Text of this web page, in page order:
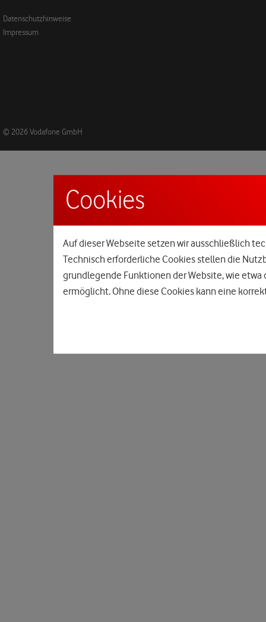
Datenschutzhinweise
Impressum
© 2026 Vodafone GmbH
Cookies
Auf dieser Webseite setzen wir ausschließlich
Technisch erforderliche Cookies stellen die
grundlegende Funktionen der Website, wie
ermöglicht. Ohne diese Cookies kann eine